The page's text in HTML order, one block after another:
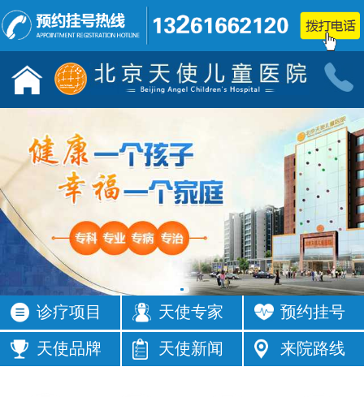
儿童发育行为科门诊
多动症 抽动症
发育迟缓
语言障碍
遗尿症
铅中毒
学习困难
注意力不集
中
按症状
活动过多 频繁眨眼
发育落后
小儿神经
按病种
智力低下
智力发育
缓
四肢抽搐
按症状
诊疗项目 天使专家 预约挂号
天使品牌 天使新闻 来院路线